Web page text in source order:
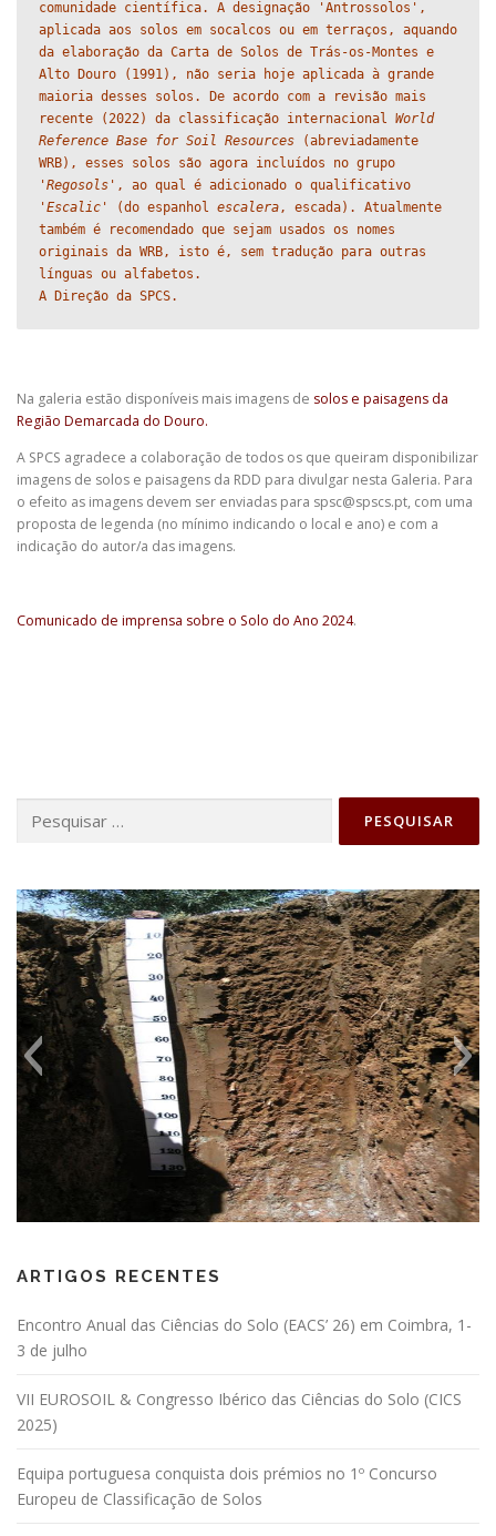
comunidade científica. A designação 'Antrossolos',
aplicada aos solos em socalcos ou em terraços, aquando
da elaboração da Carta de Solos de Trás-os-Montes e
Alto Douro (1991), não seria hoje aplicada à grande
maioria desses solos. De acordo com a revisão mais
recente (2022) da classificação internacional World
Reference Base for Soil Resources (abreviadamente
WRB), esses solos são agora incluídos no grupo
'Regosols' , ao qual é adicionado o qualificativo
'Escalic' (do espanhol escalera, escada). Atualmente
também é recomendado que sejam usados os nomes
originais da WRB, isto é, sem tradução para outras
línguas ou alfabetos.
Na galeria estão disponíveis mais imagens de solos e paisagens da
Região Demarcada do Douro.
A SPCS agradece a colaboração de todos os que queiram disponibilizar
imagens de solos e paisagens da RDD para divulgar nesta Galeria. Para
o efeito as imagens devem ser enviadas para spsc@spscs.pt, com uma
proposta de legenda (no mínimo indicando o local e ano) e com a
indicação do autor/a das imagens.
Comunicado de imprensa sobre o Solo do Ano 2024.
por:
ARTIGOS RECENTES
Encontro Anual das Ciências do Solo (EACS’ 26) em Coimbra, 1-
3 de julho
VII EUROSOIL & Congresso Ibérico das Ciências do Solo (CICS
2025)
Equipa portuguesa conquista dois prémios no 1º Concurso
Europeu de Classificação de Solos